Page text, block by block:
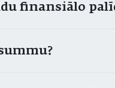
finansiālo